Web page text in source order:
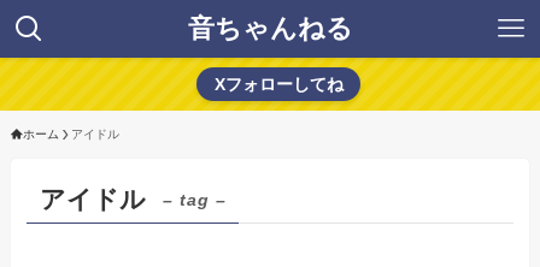
音ちゃんねる
Xフォローしてね
ホーム アイドル
アイドル – tag –